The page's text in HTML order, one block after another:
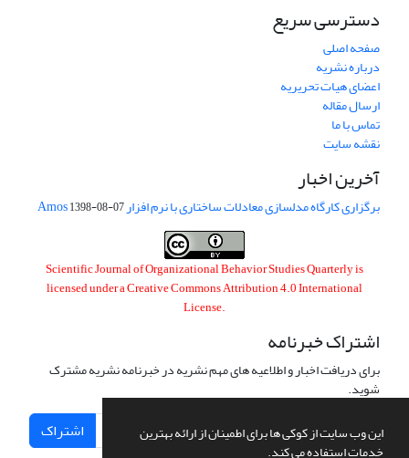
این وب سایت از کوکی ها برای اطمینان از ارائه بهترین
خدمات استفاده می کند.
دسترسی سریع
صفحه اصلی
درباره نشریه
اعضای هیات تحریریه
ارسال مقاله
تماس با ما
نقشه سایت
آخرین اخبار
برگزاری کارگاه مدلسازی معادلات ساختاری با نرم افزار Amos1398-08-07
Scientific Journal of Organizational Behavior Studies Quarterly is
licensed under aCreative Commons Attribution 4.0 International
License.
اشتراک خبرنامه
برای دریافت اخبار و اطلاعیه های مهم نشریه در خبرنامه نشریه مشترک
شوید.
اشتراک